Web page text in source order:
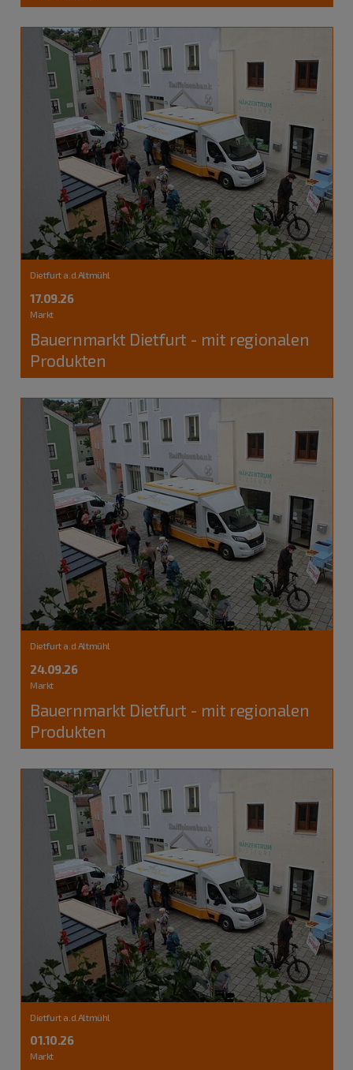
Dietfurt a.d.Altmühl
17.09.26
Markt
Bauernmarkt Dietfurt - mit regionalen
Produkten
Dietfurt a.d.Altmühl
24.09.26
Markt
Bauernmarkt Dietfurt - mit regionalen
Produkten
Dietfurt a.d.Altmühl
01.10.26
Markt